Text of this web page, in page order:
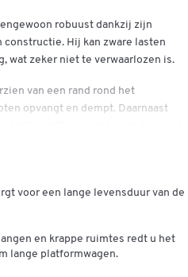
robuust dankzij zijn
constructie. Hij kan zware lasten
wat zeker niet te verwaarlozen is.
van een rand rond het
opvangt en dempt. Daarnaast
coating, zodat uw lading niet
gemakkelijk en compact kunt
dat de handgreep een metalen
ondersteuning biedt voor
voor een lange levensduur van de
en krappe ruimtes redt u het
lange platformwagen.